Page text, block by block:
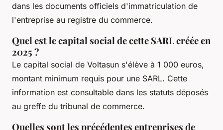
dans les documents officiels d'immatriculation de
l'entreprise au registre du commerce.
Quel est le capital social de cette SARL créée en
2025 ?
Le capital social de Voltasun s'élève à 1 000 euros,
montant minimum requis pour une SARL. Cette
information est consultable dans les statuts déposés
au greffe du tribunal de commerce.
Quelles sont les précédentes entreprises de